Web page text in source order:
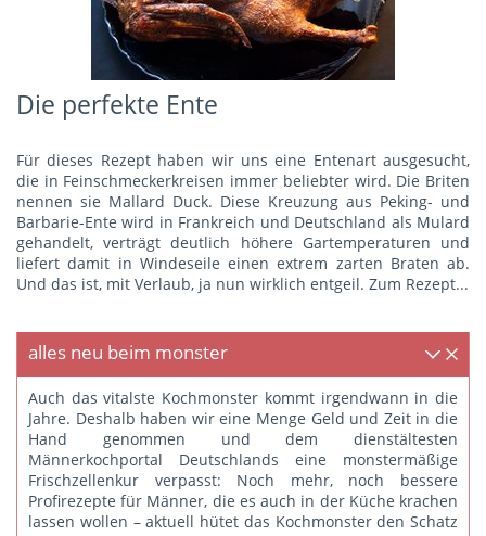
Die perfekte Ente
Für dieses Rezept haben wir uns eine Entenart ausgesucht,
die in Feinschmeckerkreisen immer beliebter wird. Die Briten
nennen sie Mallard Duck. Diese Kreuzung aus Peking- und
Barbarie-Ente wird in Frankreich und Deutschland als Mulard
gehandelt, verträgt deutlich höhere Gartemperaturen und
liefert damit in Windeseile einen extrem zarten Braten ab.
Und das ist, mit Verlaub, ja nun wirklich entgeil. Zum Rezept...
alles neu beim monster
Auch das vitalste Kochmonster kommt irgendwann in die
Jahre. Deshalb haben wir eine Menge Geld und Zeit in die
Hand genommen und dem dienstältesten
Männerkochportal Deutschlands eine monstermäßige
Frischzellenkur verpasst: Noch mehr, noch bessere
Profirezepte für Männer, die es auch in der Küche krachen
lassen wollen – aktuell hütet das Kochmonster den Schatz